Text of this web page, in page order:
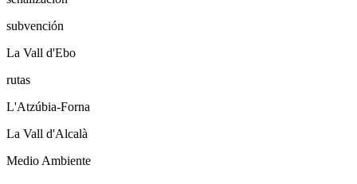
subvención
La Vall d'Ebo
rutas
L'Atzúbia-Forna
La Vall d'Alcalà
Medio Ambiente